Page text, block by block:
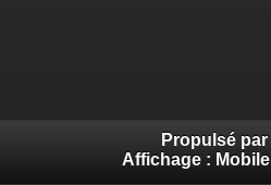
Propulsé par
Affichage : Mobile